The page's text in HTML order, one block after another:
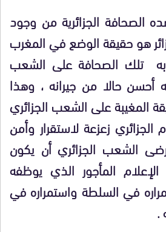
الصحافة الجزائرية من وجود
هو حقيقة الوضع في المغرب
تلك الصحافة على الشعب
أحسن حالا من جيرانه ، وهذا
المغيبة على الشعب الجزائري
الجزائري زعزعة لاستقرار وأمن
الشعب الجزائري أن يكون
المأجور الذي يوظفه
في السلطة واستمراره في
.